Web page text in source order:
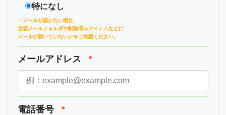
特になし
・メールが届かない場合、
迷惑メールフォルダや削除済みアイテムなどに
メールが届いていないかをご確認ください。
メールアドレス *
電話番号 *